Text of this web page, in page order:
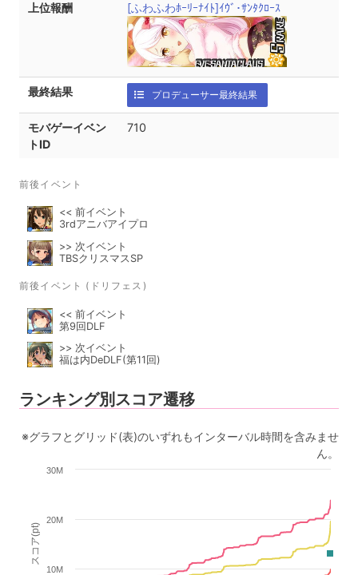
上位報酬 [ふわふわﾎｰﾘｰﾅｲﾄ]ｲｳﾞ･ｻﾝﾀｸﾛｰｽ
最終結果 プロデューサー最終結果
モバゲーイベン
トID
710
前後イベント
<< 前イベント
3rdアニバアイプロ
>> 次イベント
TBSクリスマスSP
前後イベント (ドリフェス)
<< 前イベント
第9回DLF
>> 次イベント
福は内DeDLF(第11回)
ランキング別スコア遷移
※グラフとグリッド(表)のいずれもインターバル時間を含みませ
ん。
スコア(pt)
10M
20M
30M